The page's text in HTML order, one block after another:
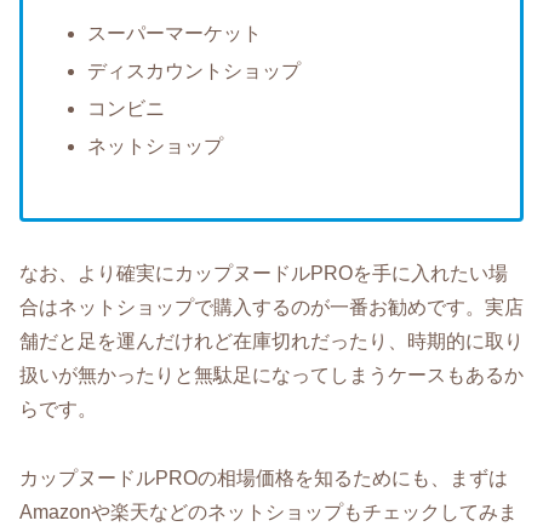
スーパーマーケット
ディスカウントショップ
コンビニ
ネットショップ
なお、より確実にカップヌードルPROを手に入れたい場
合はネットショップで購入するのが一番お勧めです。実店
舗だと足を運んだけれど在庫切れだったり、時期的に取り
扱いが無かったりと無駄足になってしまうケースもあるか
らです。
カップヌードルPROの相場価格を知るためにも、まずは
Amazonや楽天などのネットショップもチェックしてみま